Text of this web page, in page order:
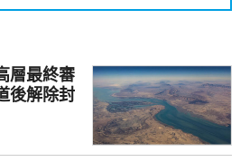
層最終審
後解除封